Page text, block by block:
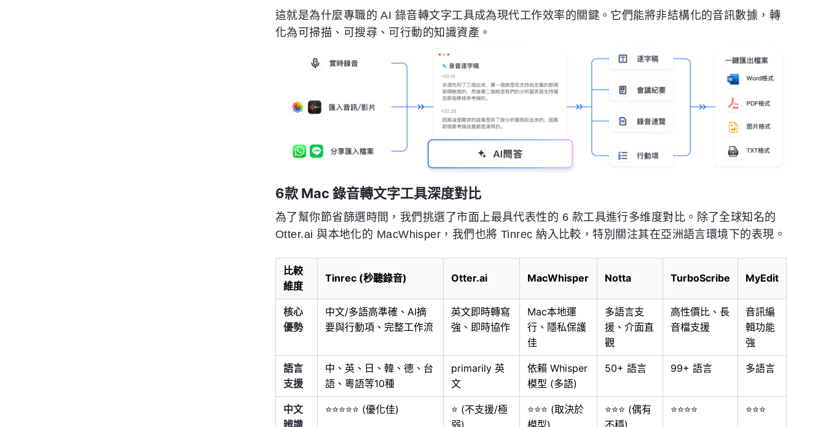
這就是為什麼專職的 AI 錄音轉文字工具成為現代工作效率的關鍵。它們能將非結構化的音訊數據，轉
化為可掃描、可搜尋、可行動的知識資產。
6款 Mac 錄音轉文字工具深度對比
為了幫你節省篩選時間，我們挑選了市面上最具代表性的 6 款工具進行多维度對比。除了全球知名的
Otter.ai 與本地化的 MacWhisper，我們也將 Tinrec 納入比較，特別關注其在亞洲語言環境下的表現。
比較
維度
Tinrec (秒聽錄音) Otter.ai MacWhisper Notta TurboScribe MyEdit
核心
優勢
中文/多語高準確、AI摘
要與行動項、完整工作流
英文即時轉寫
強、即時協作
Mac本地運
行、隱私保護
佳
多語言支
援、介面直
觀
高性價比、長
音檔支援
音訊編
輯功能
強
語言
支援
中、英、日、韓、德、台
語、粵語等10種
primarily 英
文
依賴 Whisper
模型 (多語)
50+ 語言 99+ 語言 多語言
中文
⭐⭐⭐⭐⭐ (優化佳)
⭐ (不支援/極
⭐⭐⭐ (取決於
⭐⭐⭐ (偶有
⭐⭐⭐⭐ ⭐⭐⭐